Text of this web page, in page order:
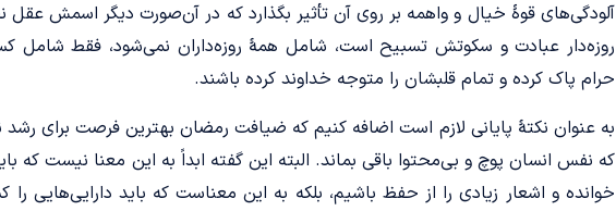
آلودگی‌های قوۀ خیال و واهمه بر روی آن تأثیر بگذارد که در آن‌صورت دیگر اسمش عقل
روزه‌دار عبادت و سکوتش تسبیح است، شامل همۀ روزه‌داران نمی‌شود، فقط شامل
حرام پاک کرده و تمام قلبشان را متوجه خداوند کرده باشند.
به‌ عنوان نکتۀ پایانی لازم است اضافه کنیم که ضیافت رمضان بهترین فرصت برای
که نفس انسان پوچ و بی‌‏محتوا باقی بماند. البته این گفته ابداً به این معنا نیست که
خوانده و اشعار زیادی را از حفظ باشیم، بلکه به این معناست که باید دارایی‌هایی